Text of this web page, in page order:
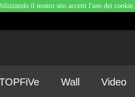
Wall Video
il nostro sito accetti l'uso dei cookie.